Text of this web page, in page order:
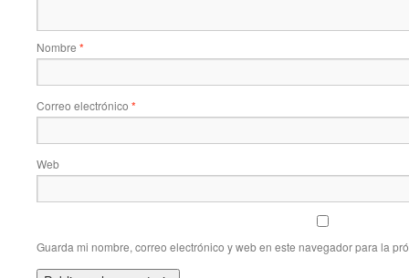
Nombre *
Correo electrónico *
Web
Guarda mi nombre, correo electrónico y web en este navegador para la